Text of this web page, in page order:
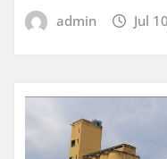
admin Jul